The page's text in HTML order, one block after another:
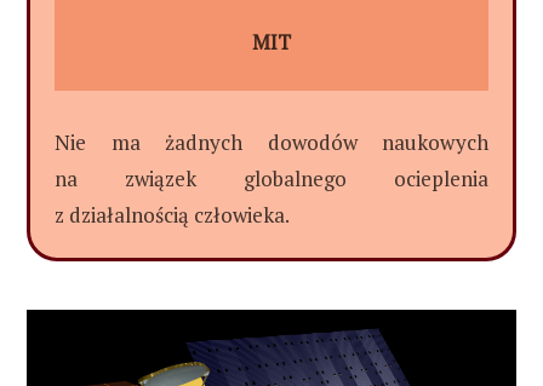
MIT
Nie ma żadnych dowodów naukowych
na związek globalnego ocieplenia
z działalnością człowieka.